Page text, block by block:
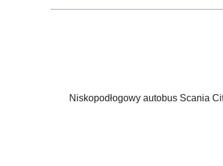
Niskopodłogowy autobus Scania